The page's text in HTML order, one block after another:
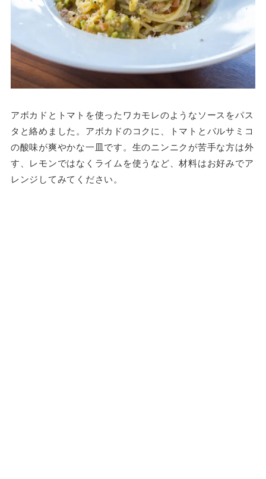
アボカドとトマトを使ったワカモレのようなソースをパス
タと絡めました。アボカドのコクに、トマトとバルサミコ
の酸味が爽やかな一皿です。生のニンニクが苦手な方は外
す、レモンではなくライムを使うなど、材料はお好みでア
レンジしてみてください。